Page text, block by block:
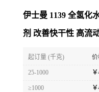
伊士曼 1139 全氢化
剂 改善快干性 高流
起订量 (千克)
25-1000 ￥
≥1000 ￥